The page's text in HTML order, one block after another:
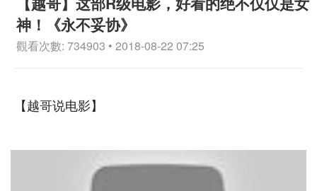
神！《永不妥协》
觀看次數: 734903 • 2018-08-22 07:25
【越哥说电影】